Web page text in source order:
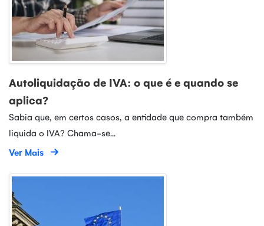
Autoliquidação de IVA: o que é e quando se
aplica?
Sabia que, em certos casos, a entidade que compra também
liquida o IVA? Chama-se...
Ver Mais